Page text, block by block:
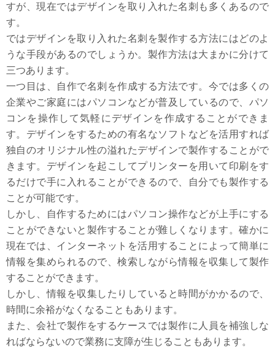
すが、現在ではデザインを取り入れた名刺も多くあるので
す。
ではデザインを取り入れた名刺を製作する方法にはどのよ
うな手段があるのでしょうか。製作方法は大まかに分けて
三つあります。
一つ目は、自作で名刺を作成する方法です。今では多くの
企業やご家庭にはパソコンなどが普及しているので、パソ
コンを操作して気軽にデザインを作成することができま
す。デザインをするための有名なソフトなどを活用すれば
独自のオリジナル性の溢れたデザインで製作することがで
きます。デザインを起こしてプリンターを用いて印刷をす
るだけで手に入れることができるので、自分でも製作する
ことが可能です。
しかし、自作するためにはパソコン操作などが上手にする
ことができないと製作することが難しくなります。確かに
現在では、インターネットを活用することによって簡単に
情報を集められるので、検索しながら情報を収集して製作
することができます。
しかし、情報を収集したりしていると時間がかかるので、
時間に余裕がなくなることもあります。
また、会社で製作をするケースでは製作に人員を補強しな
ればならないので業務に支障が生じることもあります。